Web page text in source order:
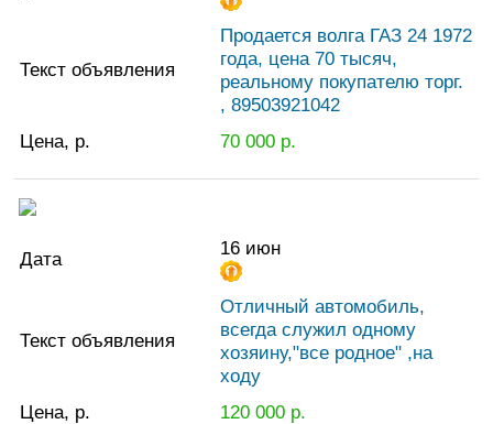
Текст объявления
Продается волга ГАЗ 24 1972
года, цена 70 тысяч,
реальному покупателю торг.
, 89503921042
Цена, р.
70 000р.
Дата 16 июн
Текст объявления
Отличный автомобиль,
всегда служил одному
хозяину,"все родное" ,на
ходу
Цена, р.
120 000р.